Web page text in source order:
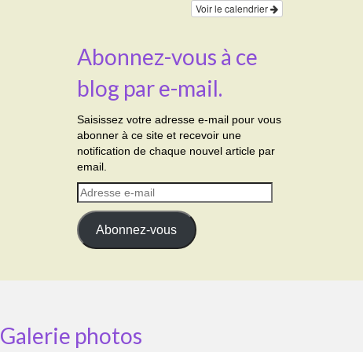
Voir le calendrier
Abonnez-vous à ce
blog par e-mail.
Saisissez votre adresse e-mail pour vous
abonner à ce site et recevoir une
notification de chaque nouvel article par
email.
Adresse
e-
mail
Abonnez-vous
Galerie photos